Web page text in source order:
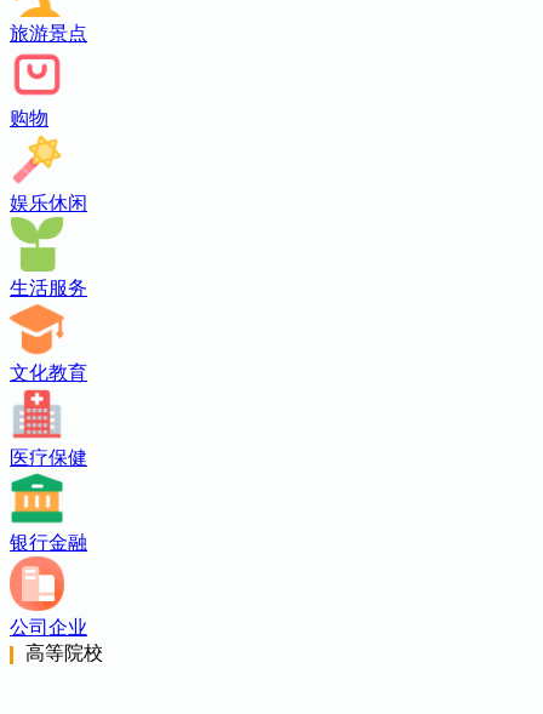
旅游景点
购物
娱乐休闲
生活服务
文化教育
医疗保健
银行金融
公司企业
高等院校